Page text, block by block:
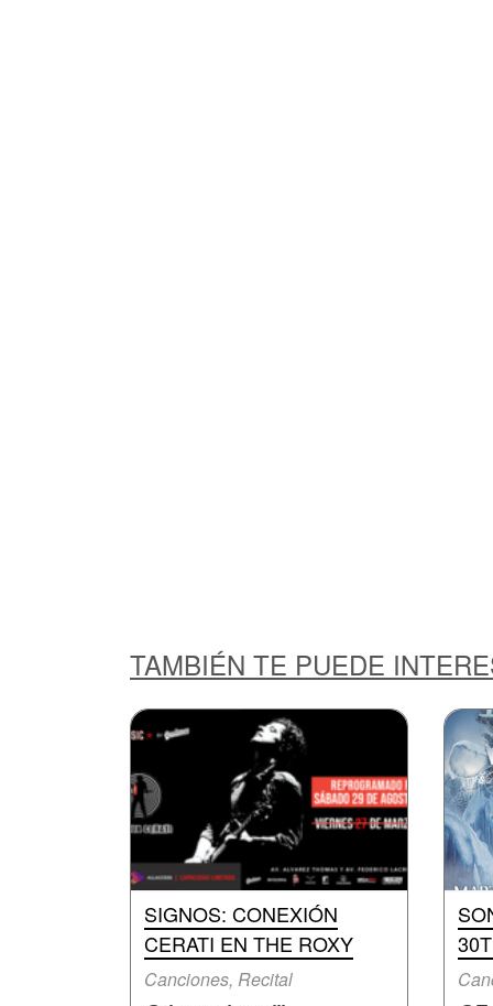
TAMBIÉN TE PUEDE
SIGNOS: CONEXIÓN
CERATI EN THE ROXY
Canciones, Recital